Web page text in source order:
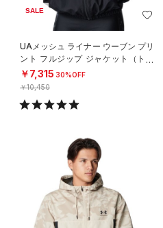
SALE
UAメッシュ ライナー ウーブン プリ
ント フルジップ ジャケット（トレ
ーニング/WOMEN）
￥7,315 30%OFF
￥10,450